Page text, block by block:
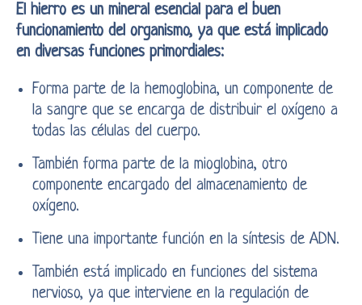
El hierro es un mineral esencial para el buen
funcionamiento del organismo, ya que está implicado
en diversas funciones primordiales:
Forma parte de la hemoglobina, un componente de
la sangre que se encarga de distribuir el oxígeno a
todas las células del cuerpo.
También forma parte de la mioglobina, otro
componente encargado del almacenamiento de
oxígeno.
Tiene una importante función en la síntesis de ADN.
También está implicado en funciones del sistema
nervioso, ya que interviene en la regulación de